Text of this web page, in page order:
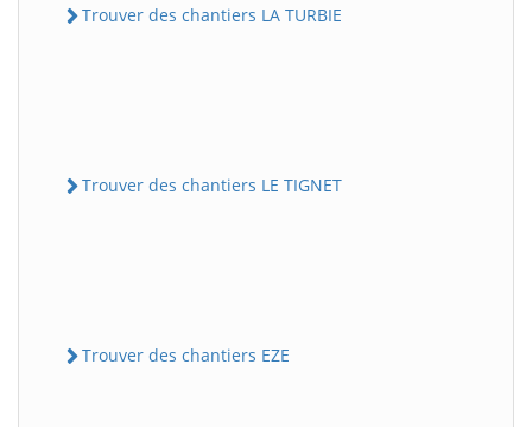
Trouver des chantiers LA TURBIE
Trouver des chantiers LE TIGNET
Trouver des chantiers EZE